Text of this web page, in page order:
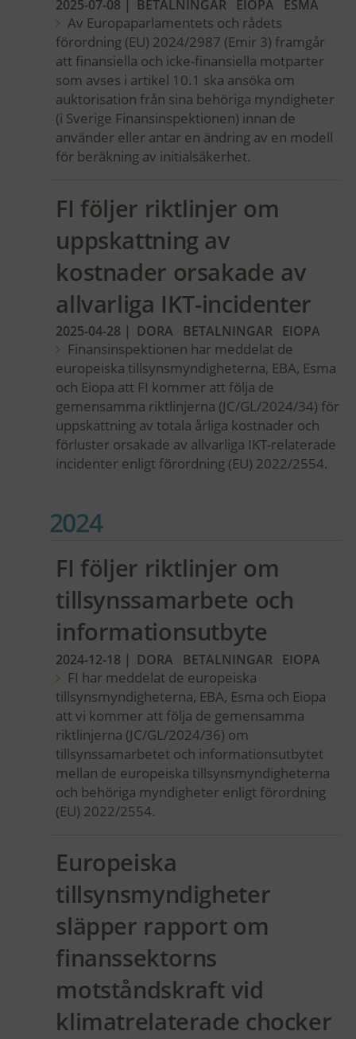
2025-07-08 BETALNINGAR EIOPA ESMA
Av Europaparlamentets och rådets
förordning (EU) 2024/2987 (Emir 3) framgår
att finansiella och icke-finansiella motparter
som avses i artikel 10.1 ska ansöka om
auktorisation från sina behöriga myndigheter
(i Sverige Finansinspektionen) innan de
använder eller antar en ändring av en modell
för beräkning av initialsäkerhet.
FI följer riktlinjer om
uppskattning av
kostnader orsakade av
allvarliga IKT-incidenter
2025-04-28 | DORA BETALNINGAR EIOPA
Finansinspektionen har meddelat de
europeiska tillsynsmyndigheterna, EBA, Esma
och Eiopa att FI kommer att följa de
gemensamma riktlinjerna (JC/GL/2024/34) för
uppskattning av totala årliga kostnader och
förluster orsakade av allvarliga IKT-relaterade
incidenter enligt förordning (EU) 2022/2554.
2024
FI följer riktlinjer om
tillsynssamarbete och
informationsutbyte
2024-12-18 | DORA BETALNINGAR EIOPA
FI har meddelat de europeiska
tillsynsmyndigheterna, EBA, Esma och Eiopa
att vi kommer att följa de gemensamma
riktlinjerna (JC/GL/2024/36) om
tillsynssamarbetet och informationsutbytet
mellan de europeiska tillsynsmyndigheterna
och behöriga myndigheter enligt förordning
(EU) 2022/2554.
Europeiska
tillsynsmyndigheter
släpper rapport om
finanssektorns
motståndskraft vid
klimatrelaterade chocker